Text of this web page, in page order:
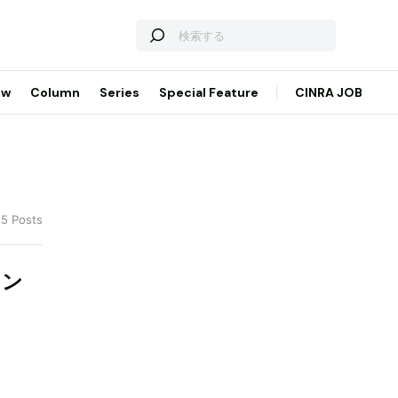
Column Series Special Feature CINRA JOB
Posts